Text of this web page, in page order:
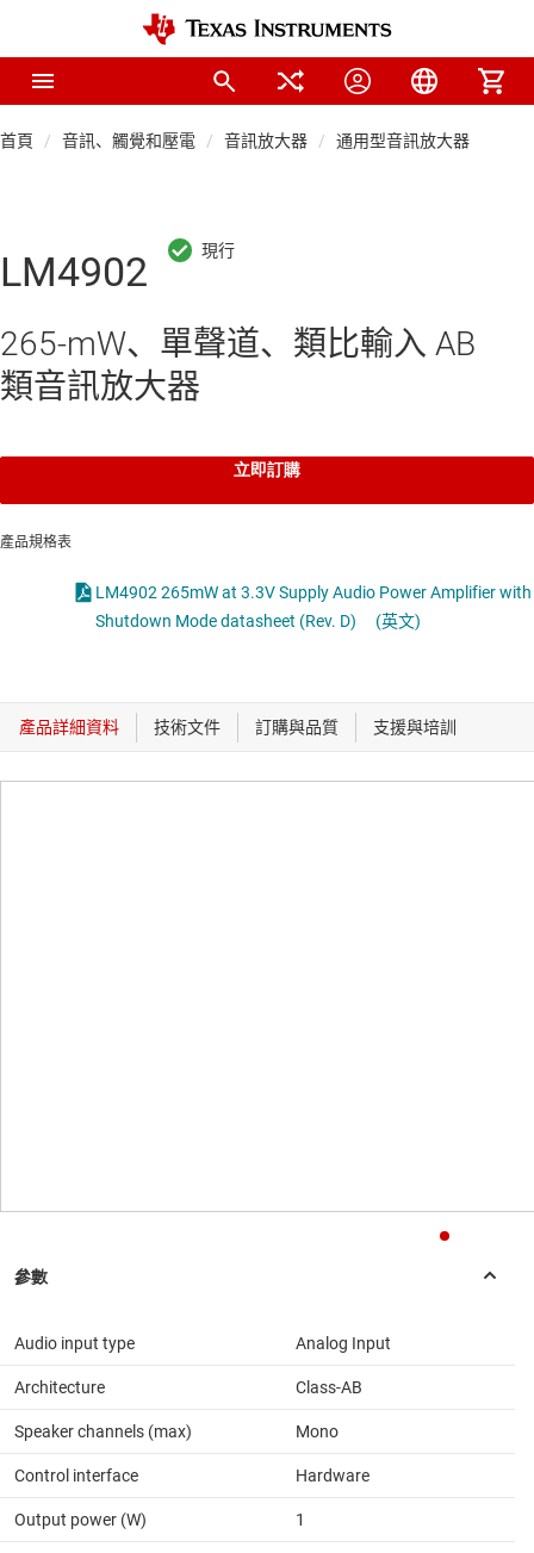
首頁 音訊、觸覺和壓電 音訊放大器 通用型音訊放大器
LM4902
265-mW、單聲道、類比輸入 AB
類音訊放大器
立即訂購
產品規格表
LM4902 265mW at 3.3V Supply Audio Power Amplifier with
Shutdown Mode datasheet (Rev. D)
(英文)
Audio input type Analog Input
Architecture Class-AB
Speaker channels (max) Mono
Control interface Hardware
Output power (W) 1